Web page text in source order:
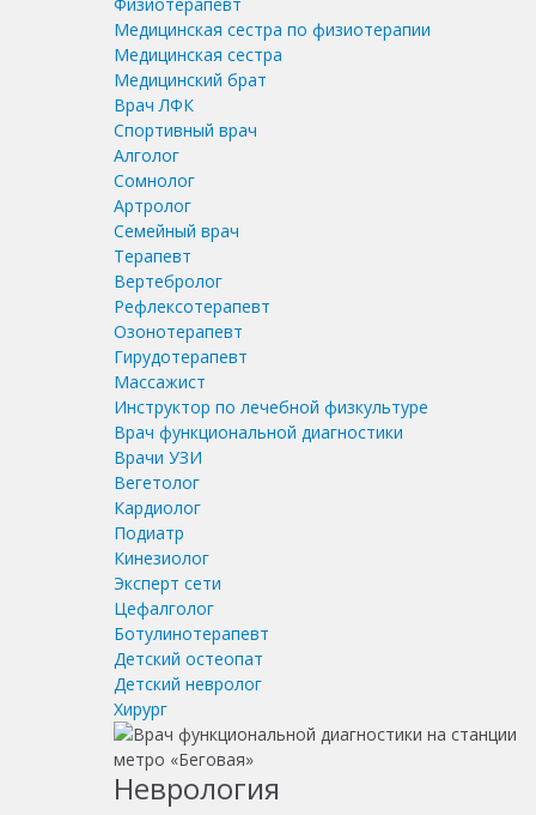
Медицинская сестра по физиотерапии
Медицинская сестра
Медицинский брат
Врач ЛФК
Спортивный врач
Алголог
Сомнолог
Артролог
Семейный врач
Терапевт
Вертебролог
Рефлексотерапевт
Озонотерапевт
Гирудотерапевт
Массажист
Инструктор по лечебной физкультуре
Врач функциональной диагностики
Врачи УЗИ
Вегетолог
Кардиолог
Подиатр
Кинезиолог
Эксперт сети
Цефалголог
Ботулинотерапевт
Детский остеопат
Детский невролог
Хирург
Неврология